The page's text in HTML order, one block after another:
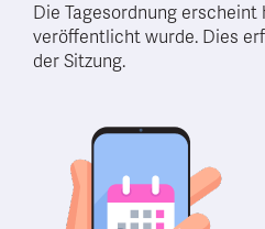
Die Tagesordnung erscheint
veröffentlicht wurde. Dies
der Sitzung.